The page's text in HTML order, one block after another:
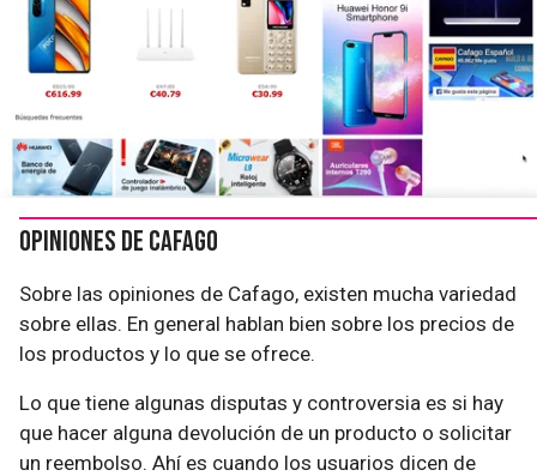
Opiniones de Cafago
Sobre las opiniones de Cafago, existen mucha variedad
sobre ellas. En general hablan bien sobre los precios de
los productos y lo que se ofrece.
Lo que tiene algunas disputas y controversia es si hay
que hacer alguna devolución de un producto o solicitar
un reembolso. Ahí es cuando los usuarios dicen de